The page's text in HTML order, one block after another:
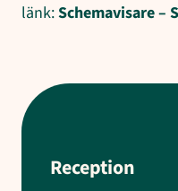
länk:Schemavisare –
Reception